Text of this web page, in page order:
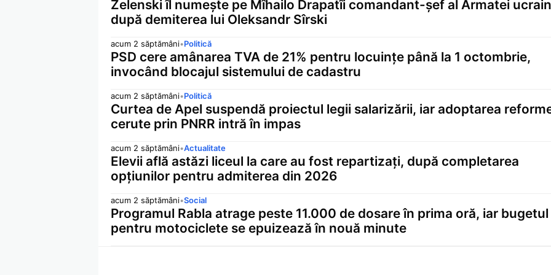
Zelenski îl numește pe Mîhailo Drapatîi comandant-șef al Armatei
după demiterea lui Oleksandr Sîrski
acum 2 săptămâni•Politică
PSD cere amânarea TVA de 21% pentru locuințe până la 1 octombrie,
invocând blocajul sistemului de cadastru
acum 2 săptămâni•Politică
Curtea de Apel suspendă proiectul legii salarizării, iar adoptarea
cerute prin PNRR intră în impas
acum 2 săptămâni•Actualitate
Elevii află astăzi liceul la care au fost repartizați, după completarea
opțiunilor pentru admiterea din 2026
acum 2 săptămâni•Social
Programul Rabla atrage peste 11.000 de dosare în prima oră, iar bugetul
pentru motociclete se epuizează în nouă minute